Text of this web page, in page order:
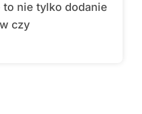
nie tylko dodanie
czy